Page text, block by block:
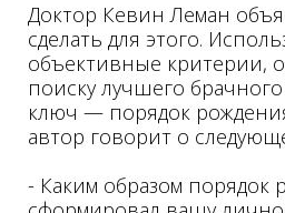
Доктор Кевин Леман
сделать для этого.
объективные критерии,
поиску лучшего
ключ — порядок
автор говорит о
- Каким образом порядок